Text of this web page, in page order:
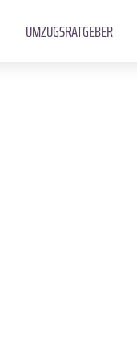
UMZUGSRATGEBER